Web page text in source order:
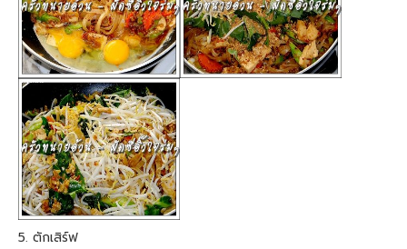
5. ตักเสิร์ฟ